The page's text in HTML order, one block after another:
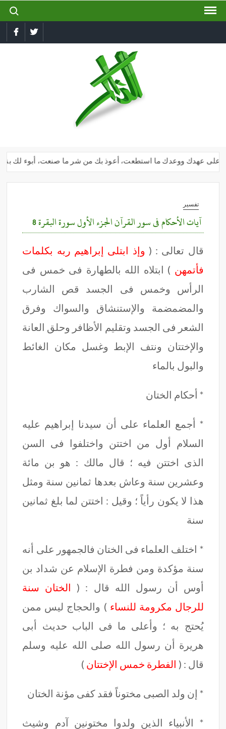
Skip
for:
Twitter
على عهدك ووعدك ما استطعت، أعوذ بك من شر ما صنعت، أبوء لك بنعمتك
تفسير
آيات الأحكام فى سور القرآن الجزء الأول سورة البقرة 8
قال تعالى : ( وإذ ابتلى إبراهيم ربه بكلمات
فأتمهن ) ابتلاه الله بالطهارة فى خمس فى
الرأس وخمس فى الجسد قص الشارب
والمضمضمة والإستنشاق والسواك وفرق
الشعر فى الجسد وتقليم الأظافر وحلق العانة
والإختتان ونتف الإبط وغسل مكان الغائط
والبول بالماء
* أحكام الختان
* أجمع العلماء على أن سيدنا إبراهيم عليه
السلام أول من اختتن واختلفوا فى السن
الذى اختتن فيه ؛ قال مالك : هو بن مائة
وعشرين سنة وعاش بعدها ثمانين سنة ومثل
هذا لا يكون رأياً ؛ وقيل : اختتن لما بلغ ثمانين
سنة
* اختلف العلماء فى الختان فالجمهور على أنه
سنة مؤكدة ومن فطرة الإسلام عن شداد بن
أوس أن رسول الله قال : ( الختان سنة
للرجال مكرومة للنساء ) والحجاج ليس ممن
يُحتج به ؛ وأعلى ما فى الباب حديث أبى
هريرة أن رسول الله صلى الله عليه وسلم
قال : ( الفطرة خمس الإختتان )
* إن ولد الصبى مختوناً فقد كفى مؤنة الختان
* الأنبياء الذين ولدوا مختونين آدم وشيث